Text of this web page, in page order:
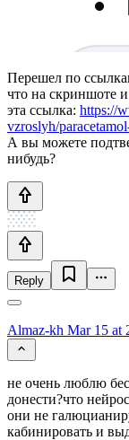
Перешел по
что на скриншоте
эта ссылка: https://
vzroslyh/
А вы можете
нибудь?
Reply
Almaz-kh Mar 15 at
не очень люблю
донести?что
они не
кабинировать и